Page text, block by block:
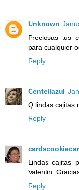
Unknown
Preciosas tus
para cualquier
Reply
Centellazul
Q lindas cajitas
Reply
Lindas cajitas
Valentin.
Reply